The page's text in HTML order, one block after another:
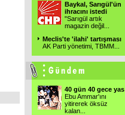
Baykal, Sarıgül'ün
ihracını istedi
"Sarıgül artık
magazin değil
Meclis'te 'ilahi' tartışması
AK Parti yönetimi, TBMM
40 gün 40 gece yas
Ebu Ammar'ını
yitirerek öksüz
kalan